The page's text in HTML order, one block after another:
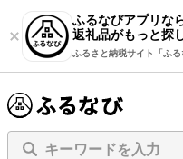
ふるなびアプリな
返礼品がもっと探
ふるさと納税サイト「ふる
キーワードを入力